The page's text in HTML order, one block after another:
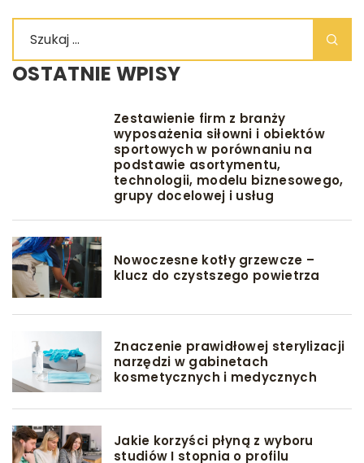
OSTATNIE WPISY
Zestawienie firm z branży
wyposażenia siłowni i obiektów
sportowych w porównaniu na
podstawie asortymentu,
technologii, modelu biznesowego,
grupy docelowej i usług
Nowoczesne kotły grzewcze –
klucz do czystszego powietrza
Znaczenie prawidłowej sterylizacji
narzędzi w gabinetach
kosmetycznych i medycznych
Jakie korzyści płyną z wyboru
studiów I stopnia o profilu